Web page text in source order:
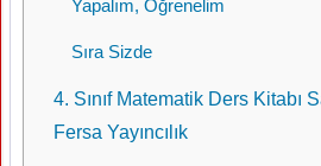
Yapalım, Öğrenelim
Sıra Sizde
4. Sınıf Matematik Ders Kitabı
Fersa Yayıncılık